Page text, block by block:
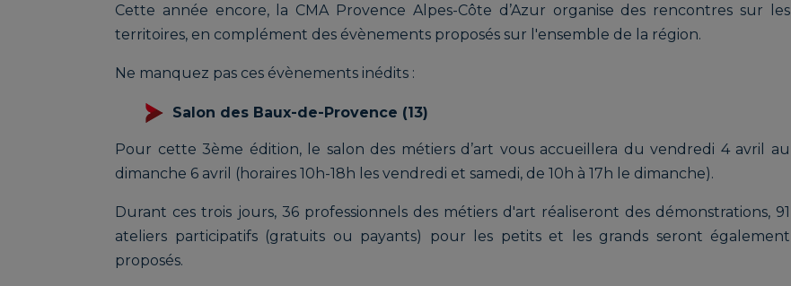
Cette année encore, la CMA Provence Alpes-Côte d’Azur organise des rencontres sur les
territoires, en complément des évènements proposés sur l'ensemble de la région.
Ne manquez pas ces évènements inédits :
Salon des Baux-de-Provence (13)
Pour cette 3ème édition, le salon des métiers d’art vous accueillera du vendredi 4 avril au
dimanche 6 avril (horaires 10h-18h les vendredi et samedi, de 10h à 17h le dimanche).
Durant ces trois jours, 36 professionnels des métiers d'art réaliseront des démonstrations, 91
ateliers participatifs (gratuits ou payants) pour les petits et les grands seront également
proposés.